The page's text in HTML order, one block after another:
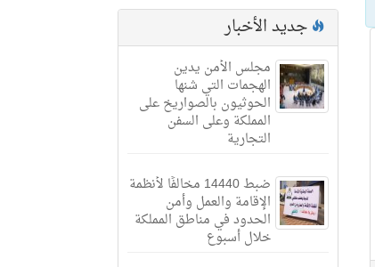
جديد الأخبار
مجلس الأمن يدين
الهجمات التي شنها
الحوثيون بالصواريخ على
المملكة وعلى السفن
التجارية
ضبط 14440 مخالفًا لأنظمة
الإقامة والعمل وأمن
الحدود في مناطق المملكة
خلال أسبوع